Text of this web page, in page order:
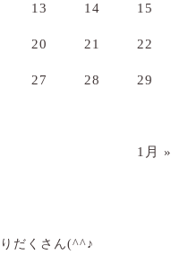
13 14 15
20 21 22
27 28 29
1月 »
だくさん(^^♪